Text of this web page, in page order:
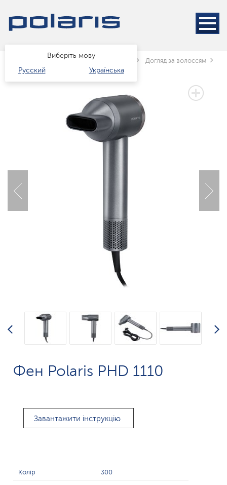
Виберіть мову
Русский
Українська
Каталог краса і здоров'я Догляд за волоссям
Фен Polaris PHD 1110
Завантажити інструкцію
Колір 300